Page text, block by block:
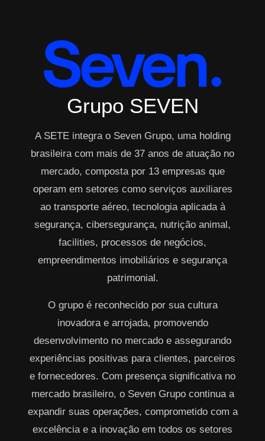
Grupo SEVEN
A SETE integra o Seven Grupo, uma holding
brasileira com mais de 37 anos de atuação no
mercado, composta por 13 empresas que
operam em setores como serviços auxiliares
ao transporte aéreo, tecnologia aplicada à
segurança, cibersegurança, nutrição animal,
facilities, processos de negócios,
empreendimentos imobiliários e segurança
patrimonial.
O grupo é reconhecido por sua cultura
inovadora e arrojada, promovendo
desenvolvimento no mercado e assegurando
experiências positivas para clientes, parceiros
e fornecedores. Com presença significativa no
mercado brasileiro, o Seven Grupo continua a
expandir suas operações, comprometido com a
excelência e a inovação em todos os setores